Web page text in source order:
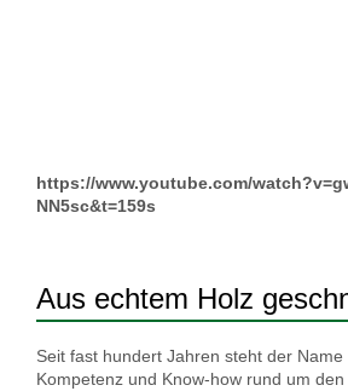
https://www.youtube.com/
NN5sc&t=159s
Aus echtem Holz
Seit fast hundert Jahren steht der
Kompetenz und Know-how rund um